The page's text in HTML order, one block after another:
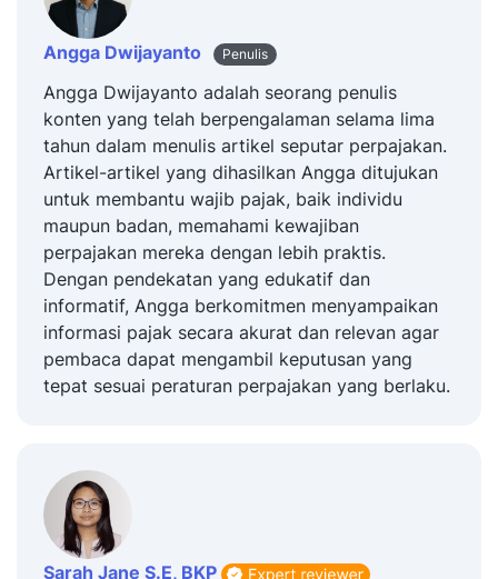
Angga Dwijayanto Penulis
Angga Dwijayanto adalah seorang penulis
konten yang telah berpengalaman selama lima
tahun dalam menulis artikel seputar perpajakan.
Artikel-artikel yang dihasilkan Angga ditujukan
untuk membantu wajib pajak, baik individu
maupun badan, memahami kewajiban
perpajakan mereka dengan lebih praktis.
Dengan pendekatan yang edukatif dan
informatif, Angga berkomitmen menyampaikan
informasi pajak secara akurat dan relevan agar
pembaca dapat mengambil keputusan yang
tepat sesuai peraturan perpajakan yang berlaku.
Sarah Jane S.E, BKP